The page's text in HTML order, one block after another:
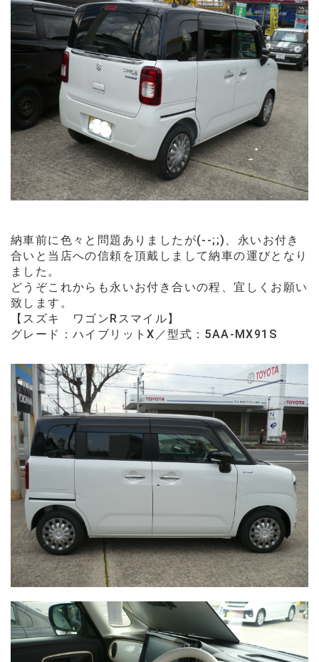
納車前に色々と問題ありましたが(--;;)、永いお付き
合いと当店への信頼を頂戴しまして納車の運びとなり
ました。
どうぞこれからも永いお付き合いの程、宜しくお願い
致します。
【スズキ ワゴンRスマイル】
グレード：ハイブリットX／型式：5AA-MX91S